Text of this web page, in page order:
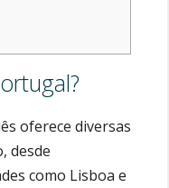
oferece diversas
desde
como Lisboa e